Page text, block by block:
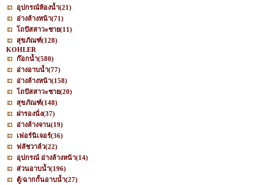
อุปกรณ์ห้องน้ำ(21)
อ่างล้างหน้า(71)
โถปัสสาวะชาย(11)
สุขภัณฑ์(128)
KOHLER
ก๊อกน้ำ(580)
อ่างอาบน้ำ(77)
อ่างล้างหน้า(158)
โถปัสสาวะชาย(20)
สุขภัณฑ์(148)
ฝารองนั่ง(37)
อ่างล้างจาน(19)
เฟอร์นิเจอร์(36)
ฟลัชวาล์ว(22)
อุปกรณ์ อ่างล้างหน้า(14)
ส่วนอาบน้ำ(196)
ตู้/ฉากกั้นอาบน้ำ(27)